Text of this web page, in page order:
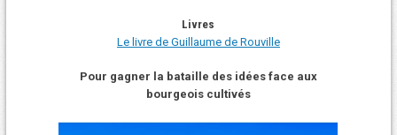
Livres
Le livre de Guillaume de Rouville
Pour gagner la bataille des idées face aux
bourgeois cultivés